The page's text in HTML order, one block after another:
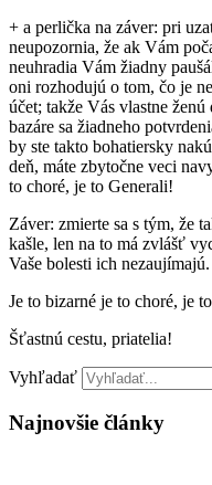
+ a perlička na záver: pri
neupozornia, že ak Vám
neuhradia Vám žiadny
oni rozhodujú o tom, čo je
účet; takže Vás vlastne
bazáre sa žiadneho
by ste takto bohatiersky
deň, máte zbytočne veci
to choré, je to Generali!
Záver: zmierte sa s tým, že
kašle, len na to má zvlášť
Vaše bolesti ich nezaujímajú.
Je to bizarné je to choré, je
Šťastnú cestu, priatelia!
Vyhľadať
Najnovšie články